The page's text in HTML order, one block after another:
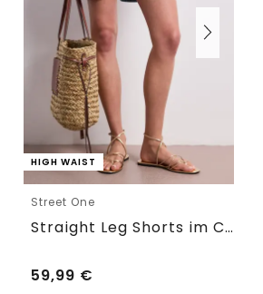
HIGH WAIST
Street One
Straight Leg Shorts im Casual Fit
59,99 €